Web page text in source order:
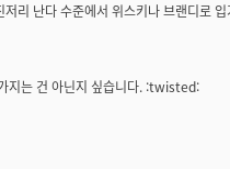
리 난다 수준에서 위스키나 브랜디로
지는 건 아닌지 싶습니다. :twisted: